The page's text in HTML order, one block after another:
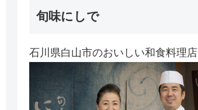
旬味にしで
石川県白山市のおいしい和食料理店